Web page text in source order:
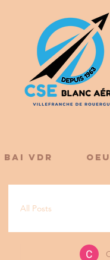
BAI VDR
All Posts